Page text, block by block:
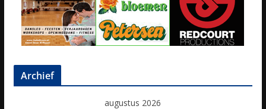
Archief
augustus 2026